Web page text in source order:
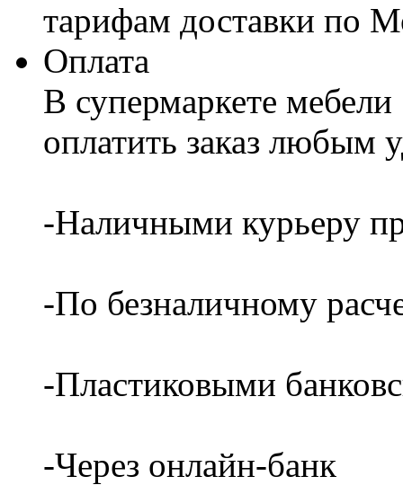
тарифам доставки по
Оплата
В супермаркете
оплатить заказ любым
-Наличными курьеру
-По безналичному
-Пластиковыми
-Через онлайн-банк